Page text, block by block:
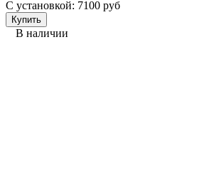
С установкой: 7100 руб
В наличии